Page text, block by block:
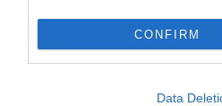
CONFIRM
Data